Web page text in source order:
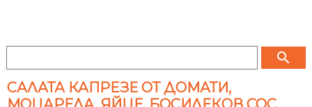
search
САЛАТА КАПРЕЗЕ ОТ ДОМАТИ,